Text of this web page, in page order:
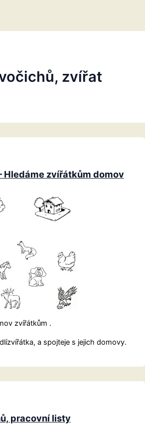
zvířat
Hledáme zvířátkům domov
zvířátkům .
a spojteje s jejich domovy.
pracovní listy